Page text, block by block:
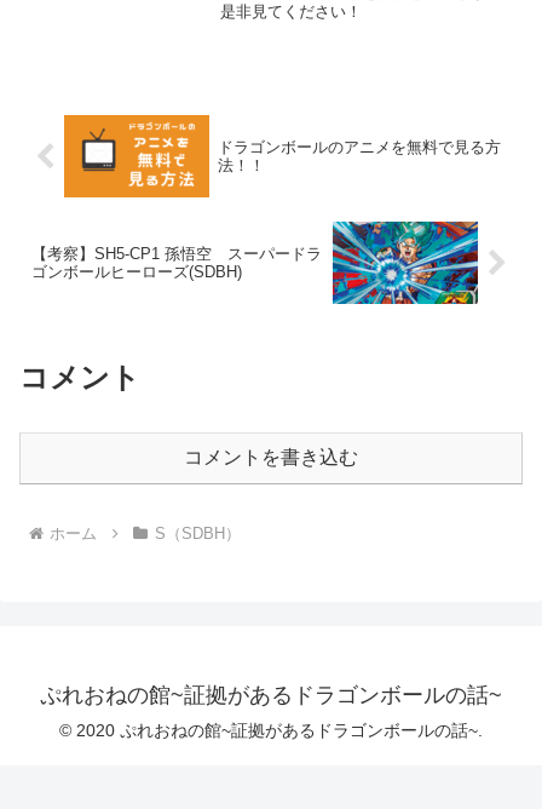
是非見てください！
ドラゴンボールのアニメを無料で見る方
法！！
【考察】SH5-CP1 孫悟空 スーパードラ
ゴンボールヒーローズ(SDBH)
コメント
コメントを書き込む
ホーム S（SDBH）
ぷれおねの館~証拠があるドラゴンボールの話~
© 2020 ぷれおねの館~証拠があるドラゴンボールの話~.